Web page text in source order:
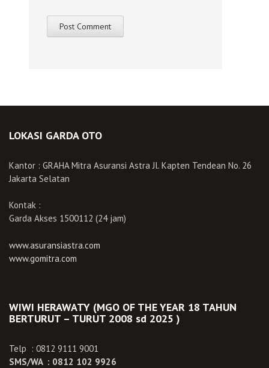
LOKASI GARDA OTO
Kantor : GRAHA Mitra Asuransi Astra Jl. Kapten Tendean No. 26
Jakarta Selatan
Kontak :
Garda Akses 1500112 (24 jam)
www.asuransiastra.com
www.gomitra.com
WIWI HERAWATY (MGO OF THE YEAR 18 TAHUN
BERTURUT – TURUT 2008 sd 2025 )
Telp : 0812 9111 9001
SMS/WA : 0812 102 9926